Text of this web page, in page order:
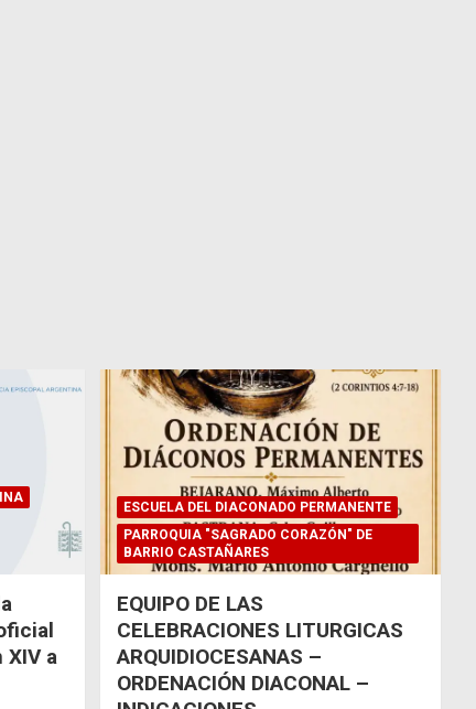
XIV a
ESCUELA DEL DIACONADO PERMANENTE
PARROQUIA "SAGRADO CORAZÓN" DE
BARRIO CASTAÑARES
EQUIPO DE LAS
CELEBRACIONES LITURGICAS
ARQUIDIOCESANAS –
ORDENACIÓN DIACONAL –